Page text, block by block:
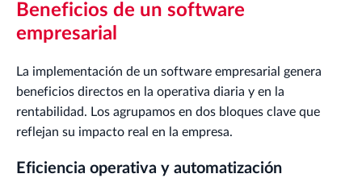
Beneficios de un software
empresarial
La implementación de un software empresarial genera
beneficios directos en la operativa diaria y en la
rentabilidad. Los agrupamos en dos bloques clave que
reflejan su impacto real en la empresa.
Eficiencia operativa y automatización